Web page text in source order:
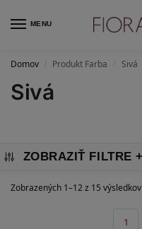
MENU
Domov / Produkt Farba / Sivá
Sivá
ZOBRAZIŤ FILTRE
Zobrazených 1–12 z 15 výsledkov
1